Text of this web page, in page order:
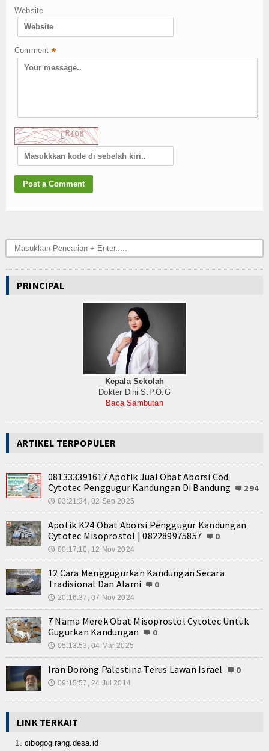
Website
Comment *
PRINCIPAL
Kepala Sekolah
Dokter Dini S.P.O.G
Baca Sambutan
ARTIKEL TERPOPULER
081333391617 Apotik Jual Obat Aborsi Cod
Cytotec Penggugur Kandungan Di Bandung
294
🕔 03:21:34, 02 Sep 2025
Apotik K24 Obat Aborsi Penggugur Kandungan
Cytotec Misoprostol | 082289975857
0
🕔 00:17:10, 12 Nov 2024
12 Cara Menggugurkan Kandungan Secara
Tradisional Dan Alami
0
🕔 20:16:37, 07 Nov 2024
7 Nama Merek Obat Misoprostol Cytotec Untuk
Gugurkan Kandungan
0
🕔 05:13:53, 04 Mar 2025
Iran Dorong Palestina Terus Lawan Israel 0
🕔 09:15:57, 24 Jul 2014
LINK TERKAIT
cibogogirang.desa.id